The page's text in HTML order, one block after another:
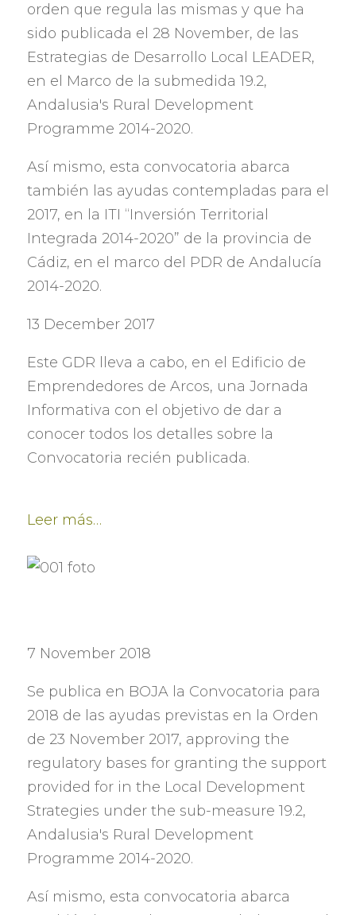
orden que regula las mismas y que ha
sido publicada el 28 November, de las
Estrategias de Desarrollo Local LEADER,
en el Marco de la submedida 19.2,
Andalusia's Rural Development
Programme 2014-2020.
Así mismo, esta convocatoria abarca
también las ayudas contempladas para el
2017, en la ITI “Inversión Territorial
Integrada 2014-2020” de la provincia de
Cádiz, en el marco del PDR de Andalucía
2014-2020.
13 December 2017
Este GDR lleva a cabo, en el Edificio de
Emprendedores de Arcos, una Jornada
Informativa con el objetivo de dar a
conocer todos los detalles sobre la
Convocatoria recién publicada.
Leer más…
7 November 2018
Se publica en BOJA la Convocatoria para
2018 de las ayudas previstas en la Orden
de 23 November 2017, approving the
regulatory bases for granting the support
provided for in the Local Development
Strategies under the sub-measure 19.2,
Andalusia's Rural Development
Programme 2014-2020.
Así mismo, esta convocatoria abarca